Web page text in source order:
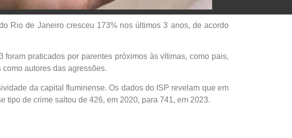
Rio de Janeiro cresceu 173% nos últimos 3 anos, de acordo
praticados por parentes próximos às vítimas, como pais,
autores das agressões.
da capital fluminense. Os dados do ISP revelam que em
tipo de crime saltou de 426, em 2020, para 741, em 2023.